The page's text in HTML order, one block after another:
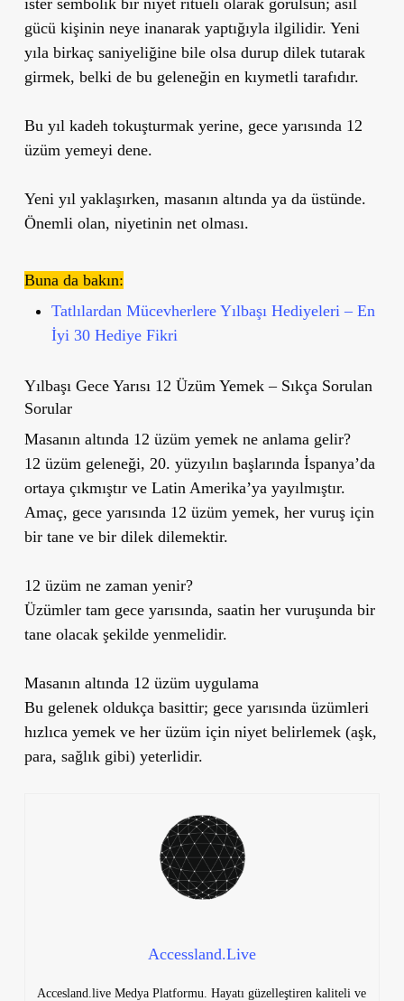
gücü kişinin neye inanarak yaptığıyla ilgilidir. Yeni
yıla birkaç saniyeliğine bile olsa durup dilek tutarak
girmek, belki de bu geleneğin en kıymetli tarafıdır.
Bu yıl kadeh tokuşturmak yerine, gece yarısında 12
üzüm yemeyi dene.
Yeni yıl yaklaşırken, masanın altında ya da üstünde.
Önemli olan, niyetinin net olması.
Buna da bakın:
Tatlılardan Mücevherlere Yılbaşı Hediyeleri – En
İyi 30 Hediye Fikri
Yılbaşı Gece Yarısı 12 Üzüm Yemek – Sıkça Sorulan
Sorular
Masanın altında 12 üzüm yemek ne anlama gelir?
12 üzüm geleneği, 20. yüzyılın başlarında İspanya’da
ortaya çıkmıştır ve Latin Amerika’ya yayılmıştır.
Amaç, gece yarısında 12 üzüm yemek, her vuruş için
bir tane ve bir dilek dilemektir.
12 üzüm ne zaman yenir?
Üzümler tam gece yarısında, saatin her vuruşunda bir
tane olacak şekilde yenmelidir.
Masanın altında 12 üzüm uygulama
Bu gelenek oldukça basittir; gece yarısında üzümleri
hızlıca yemek ve her üzüm için niyet belirlemek (aşk,
para, sağlık gibi) yeterlidir.
Accessland.Live
Accesland.live Medya Platformu. Hayatı güzelleştiren kaliteli ve